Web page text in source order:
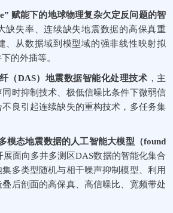
赋能下的地球物理复杂欠定反问题的智
缺失率、连续缺失地震数据的高保真重
、从数据域到模型域的强非线性映射拟
的外插等。
（DAS）地震数据智能化处理技术 ，主
时抑制技术、极低信噪比条件下微弱信
良引起连续缺失的重构技术，多任务集
模态地震数据的人工智能大模型（found
展面向多井多测区DAS数据的智能化集合
多类型随机与相干噪声抑制模型、利用
后剖面的高保真、高信噪比、宽频带处